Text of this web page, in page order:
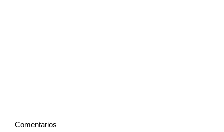
Comentarios